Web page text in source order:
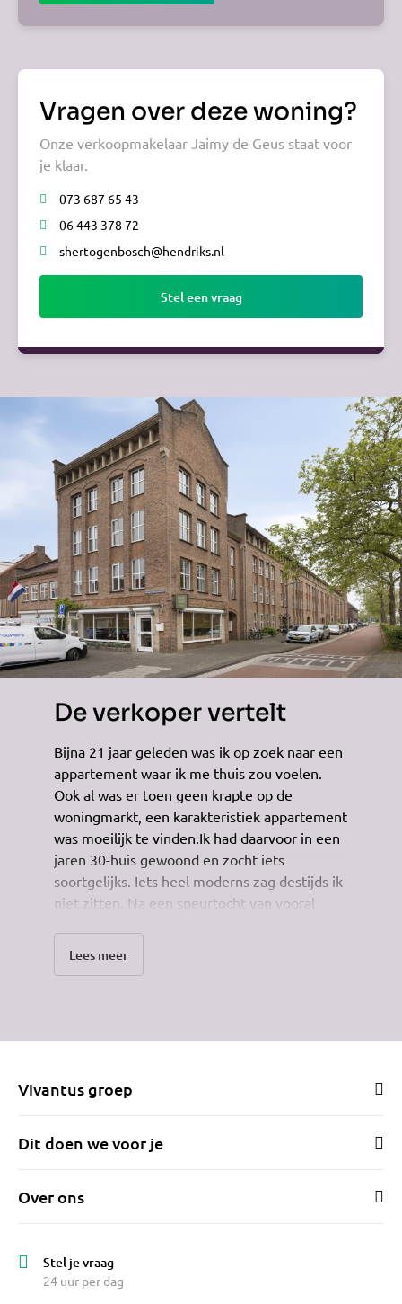
Vragen over deze woning?
Onze verkoopmakelaar Jaimy de Geus staat voor
je klaar.
073 687 65 43
06 443 378 72
shertogenbosch@hendriks.nl
Stel een vraag
De verkoper vertelt
Bijna 21 jaar geleden was ik op zoek naar een
appartement waar ik me thuis zou voelen.
Ook al was er toen geen krapte op de
woningmarkt, een karakteristiek appartement
was moeilijk te vinden.Ik had daarvoor in een
jaren 30-huis gewoond en zocht iets
soortgelijks. Iets heel moderns zag destijds ik
niet zitten. Na een speurtocht van vooral
gedaan, want dit was mijn huisje. Helaas was
een kaper op de kust, toch mocht ik de
Wat trok mij destijds nog meer aan? Om
minuten, voor de markt maar ook zeker de
gezelligheid van terras en kroeg. Door de
Lees meer
Vivantus groep
Dit doen we voor je
Over ons
Stel je vraag
24 uur per dag